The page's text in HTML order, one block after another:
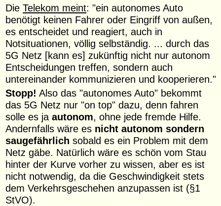
DieTelekom meint: "ein autonomes Auto
benötigt keinen Fahrer oder Eingriff von außen,
es entscheidet und reagiert, auch in
Notsituationen, völlig selbständig. ... durch das
5G Netz [kann es] zukünftig nicht nur autonom
Entscheidungen treffen, sondern auch
untereinander kommunizieren und kooperieren."
Stopp! Also das "autonomes Auto" bekommt
das 5G Netz nur "on top" dazu, denn fahren
solle es jaautonom, ohne jede fremde Hilfe.
Andernfalls wäre es nicht autonom sondern
saugefährlich sobald es ein Problem mit dem
Netz gäbe. Natürlich wäre es schön vom Stau
hinter der Kurve vorher zu wissen, aber es ist
nicht notwendig, da die Geschwindigkeit stets
dem Verkehrsgeschehen anzupassen ist (§1
StVO).